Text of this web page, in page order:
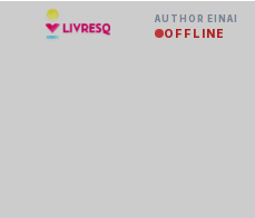
AUTHOR ΕΊΝΑΙ
OFFLINE